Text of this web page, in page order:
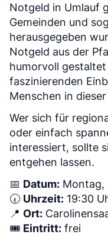
Notgeld in Umlauf
Gemeinden und
herausgegeben
Notgeld aus der
humorvoll
faszinierenden
Menschen in
Wer sich für
oder einfach
interessiert, sollte
entgehen lassen.
📅 Datum: Montag,
🕢 Uhrzeit: 19:30
📍 Ort:
🎟️ Eintritt: frei